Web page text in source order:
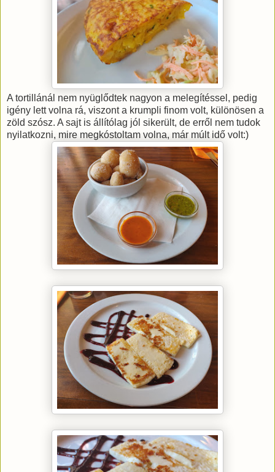
A tortillánál nem nyüglődtek nagyon a melegítéssel, pedig
igény lett volna rá, viszont a krumpli finom volt, különösen a
zöld szósz. A sajt is állítólag jól sikerült, de erről nem tudok
nyilatkozni, mire megkóstoltam volna, már múlt idő volt:)